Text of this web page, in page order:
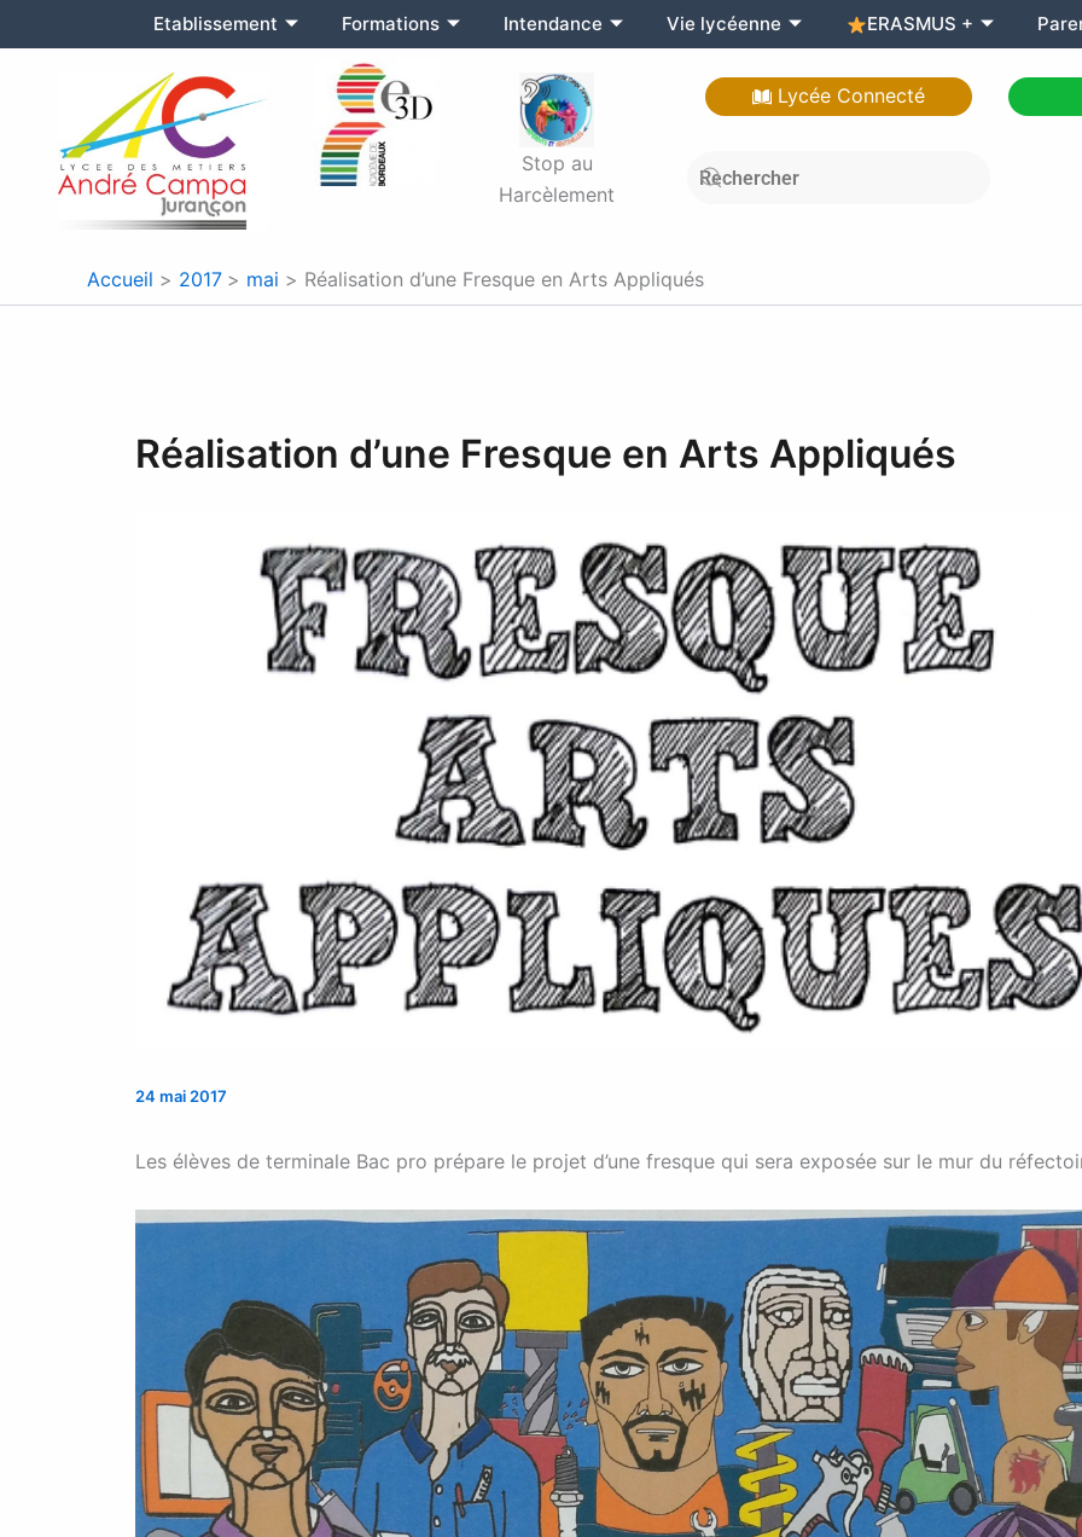
au
Etablissement Formations Intendance Vie lycéenne ERASMUS +
Stop au
Harcèlement
Lycée Connecté
Accueil 2017 mai Réalisation d’une Fresque en Arts Appliqués
Réalisation d’une Fresque en Arts Appliqués
24 mai 2017
Les élèves de terminale Bac pro prépare le projet d’une fresque qui sera exposée sur le mur du